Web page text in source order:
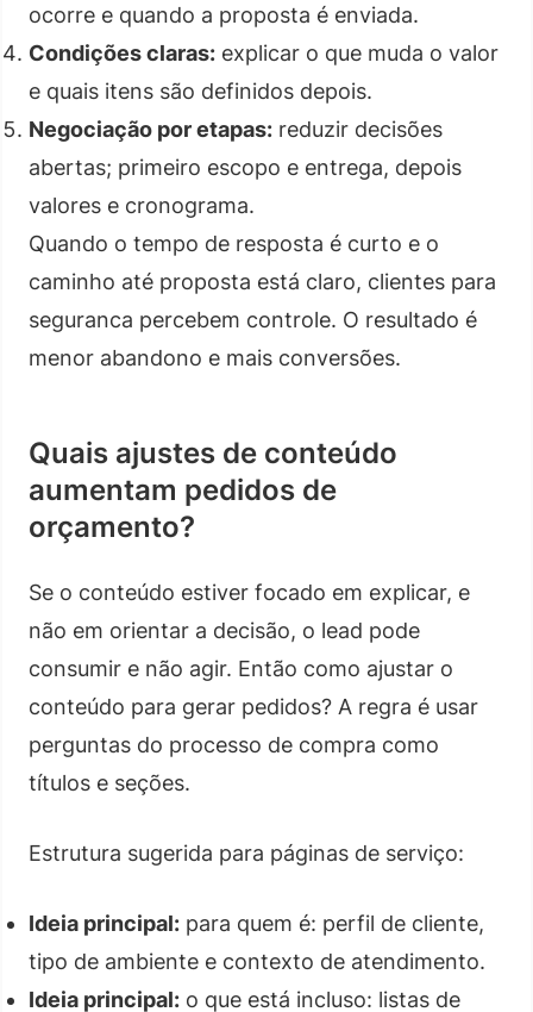
ocorre e quando a proposta é enviada.
Condições claras: explicar o que muda o valor
e quais itens são definidos depois.
Negociação por etapas: reduzir decisões
abertas; primeiro escopo e entrega, depois
valores e cronograma.
Quando o tempo de resposta é curto e o
caminho até proposta está claro, clientes para
seguranca percebem controle. O resultado é
menor abandono e mais conversões.
Quais ajustes de conteúdo
aumentam pedidos de
orçamento?
Se o conteúdo estiver focado em explicar, e
não em orientar a decisão, o lead pode
consumir e não agir. Então como ajustar o
conteúdo para gerar pedidos? A regra é usar
perguntas do processo de compra como
títulos e seções.
Estrutura sugerida para páginas de serviço:
Ideia principal: para quem é: perfil de cliente,
tipo de ambiente e contexto de atendimento.
Ideia principal: o que está incluso: listas de